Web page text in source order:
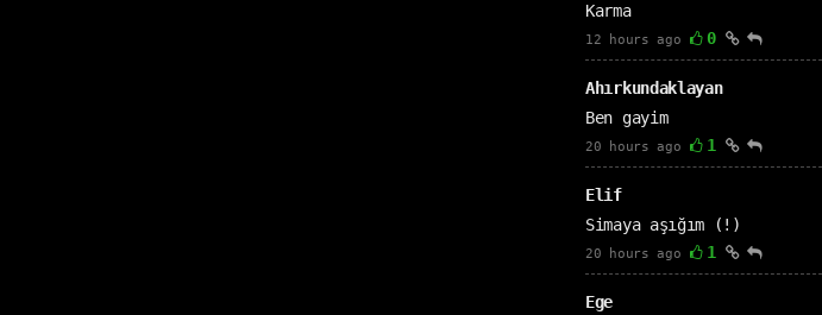
Karma
12 hours ago 0
Ahırkundaklayan
Ben gayim
20 hours ago 1
Elif
Simaya aşığım (!)
20 hours ago 1
Ege